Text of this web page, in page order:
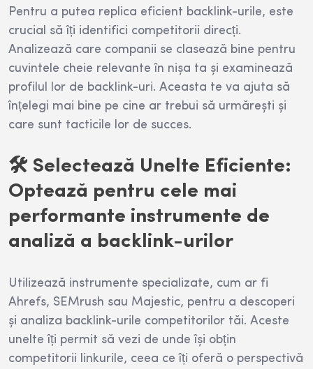
Pentru a putea replica eficient backlink-urile, este
crucial să îți identifici competitorii direcți.
Analizează care companii se clasează bine pentru
cuvintele cheie relevante în nișa ta și examinează
profilul lor de backlink-uri. Aceasta te va ajuta să
înțelegi mai bine pe cine ar trebui să urmărești și
care sunt tacticile lor de succes.
🛠️ Selectează Unelte Eficiente:
Optează pentru cele mai
performante instrumente de
analiză a backlink-urilor
Utilizează instrumente specializate, cum ar fi
Ahrefs, SEMrush sau Majestic, pentru a descoperi
și analiza backlink-urile competitorilor tăi. Aceste
unelte îți permit să vezi de unde își obțin
competitorii linkurile, ceea ce îți oferă o perspectivă